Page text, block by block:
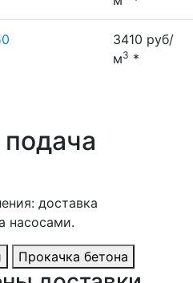
3410 руб/
м3 *
доставка
насосами.
Прокачка бетона